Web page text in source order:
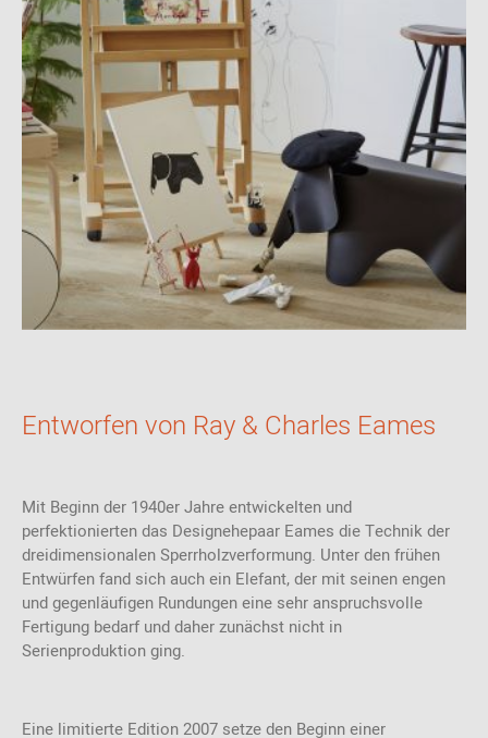
Entworfen von Ray & Charles Eames
Mit Beginn der 1940er Jahre entwickelten und
perfektionierten das Designehepaar Eames die Technik der
dreidimensionalen Sperrholzverformung. Unter den frühen
Entwürfen fand sich auch ein Elefant, der mit seinen engen
und gegenläufigen Rundungen eine sehr anspruchsvolle
Fertigung bedarf und daher zunächst nicht in
Serienproduktion ging.
Eine limitierte Edition 2007 setze den Beginn einer